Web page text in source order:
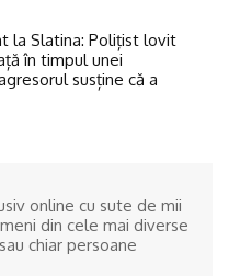
la Slatina: Polițist lovit
în timpul unei
susține că a
online cu sute de mii
din cele mai diverse
chiar persoane